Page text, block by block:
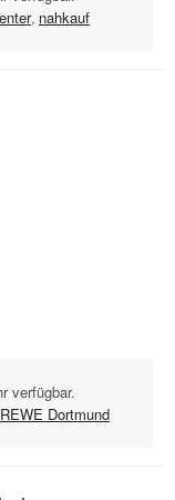
, nahkauf
verfügbar.
REWE Dortmund